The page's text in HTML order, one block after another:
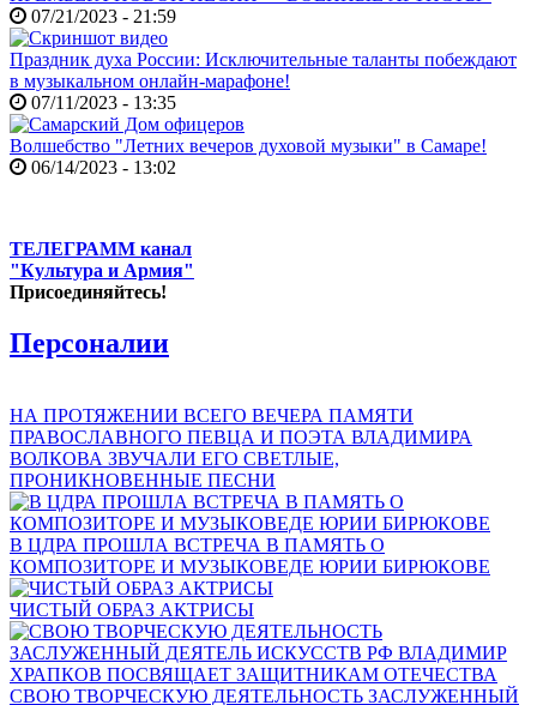
07/21/2023 - 21:59
Праздник духа России: Исключительные таланты побеждают
в музыкальном онлайн-марафоне!
07/11/2023 - 13:35
Волшебство "Летних вечеров духовой музыки" в Самаре!
06/14/2023 - 13:02
ТЕЛЕГРАММ канал
"Культура и Армия"
Присоединяйтесь!
Персоналии
НА ПРОТЯЖЕНИИ ВСЕГО ВЕЧЕРА ПАМЯТИ
ПРАВОСЛАВНОГО ПЕВЦА И ПОЭТА ВЛАДИМИРА
ВОЛКОВА ЗВУЧАЛИ ЕГО СВЕТЛЫЕ,
ПРОНИКНОВЕННЫЕ ПЕСНИ
В ЦДРА ПРОШЛА ВСТРЕЧА В ПАМЯТЬ О
КОМПОЗИТОРЕ И МУЗЫКОВЕДЕ ЮРИИ БИРЮКОВЕ
ЧИСТЫЙ ОБРАЗ АКТРИСЫ
СВОЮ ТВОРЧЕСКУЮ ДЕЯТЕЛЬНОСТЬ ЗАСЛУЖЕННЫЙ